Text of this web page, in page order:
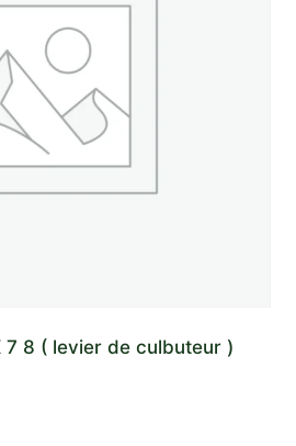
7 8 ( levier de culbuteur )